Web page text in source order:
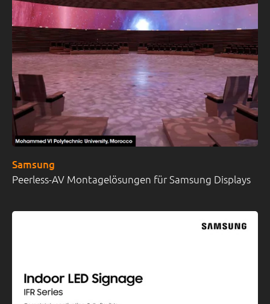
Peerless-AV Montagelösungen für Samsung Displays
Samsung